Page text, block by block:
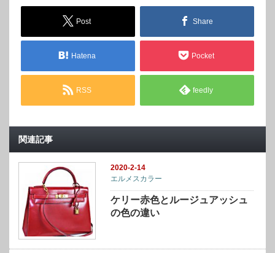
Post Share
Hatena Pocket
RSS feedly
関連記事
2020-2-14
エルメスカラー
ケリー赤色とルージュアッシュ
の色の違い